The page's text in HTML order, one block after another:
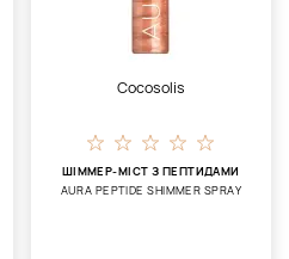
Cocosolis
ШІММЕР-МІСТ З ПЕПТИДАМИ
AURA PEPTIDE SHIMMER SPRAY